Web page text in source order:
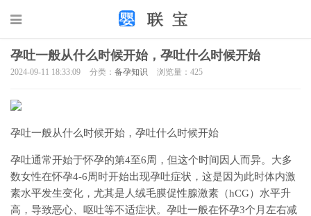
孕吐一般从什么时候开始，孕吐什么时候开始
2024-09-11 18:33:09 分类： 备孕知识 浏览量：425
孕吐一般从什么时候开始，孕吐什么时候开始
孕吐通常开始于怀孕的第4至6周，但这个时间因人而异。大多
数女性在怀孕4-6周时开始出现孕吐症状，这是因为此时体内激
素水平发生变化，尤其是人绒毛膜促性腺激素（hCG）水平升
高，导致恶心、呕吐等不适症状。孕吐一般在怀孕3个月左右减